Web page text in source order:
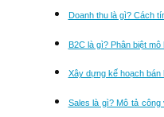
Doanh thu là gì? Cách
B2C là gì? Phân biệt
Xây dựng kế hoạch bán
Sales là gì? Mô tả